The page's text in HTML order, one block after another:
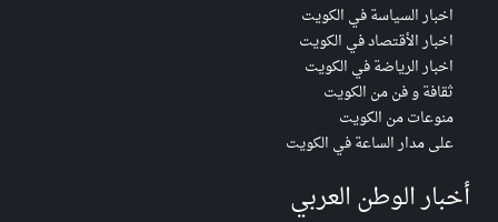
اخبار السياسة في الكويت
اخبار الأقتصاد في الكويت
اخبار الرياضة في الكويت
ثقافة و فن من الكويت
منوعات من الكويت
على مدار الساعة في الكويت
أخبار الوطن العربي